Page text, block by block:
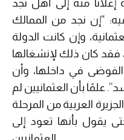
منه إلى أهل نجد
“إن نجد من الممالك
وإن كانت الدولة
فقد كان ذلك لإنشغالها
في داخلها، وأن
علمًا بأن العثمانيين لم
العربية من المرحلة
يقول بأنها تعود إلى